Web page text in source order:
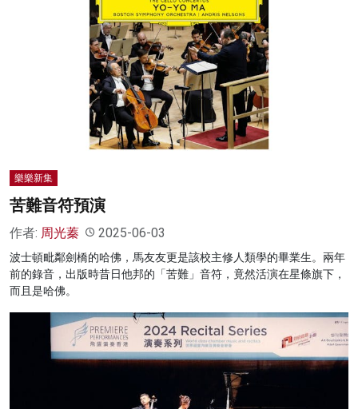
樂樂新集
苦難音符預演
作者: 周光蓁 2025-06-03
波士頓毗鄰劍橋的哈佛，馬友友更是該校主修人類學的畢業生。兩年
前的錄音，出版時昔日他邦的「苦難」音符，竟然活演在星條旗下，
而且是哈佛。